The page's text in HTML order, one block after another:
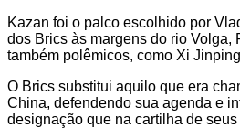
Kazan foi o palco escolhido por
dos Brics às margens do rio
também polêmicos, como Xi
O Brics substitui aquilo que era
China, defendendo sua agenda e
designação que na cartilha de seus